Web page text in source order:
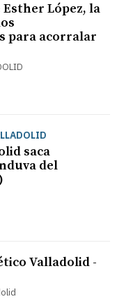
López, la
para acorralar
saca
del
Valladolid -